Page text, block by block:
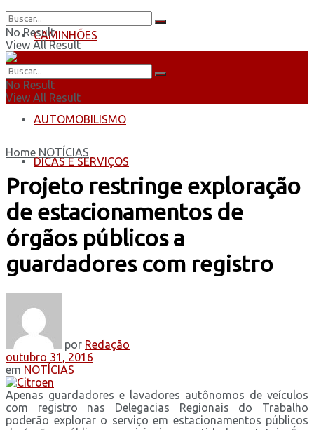
CAMINHÕES
ÔNIBUS
AUTOMOBILISMO
DICAS E SERVIÇOS
No Result
View All Result
No Result
View All Result
Home NOTÍCIAS
Projeto restringe exploração
de estacionamentos de
órgãos públicos a
guardadores com registro
por Redação
outubro 31, 2016
em NOTÍCIAS
Apenas guardadores e lavadores autônomos de veículos
com registro nas Delegacias Regionais do Trabalho
poderão explorar o serviço em estacionamentos públicos